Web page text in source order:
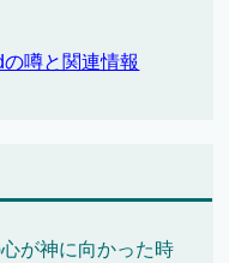
噂と関連情報
が神に向かった時